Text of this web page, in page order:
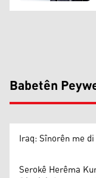
Babetên
Iraq: Sînorên me
Serokê Herêma